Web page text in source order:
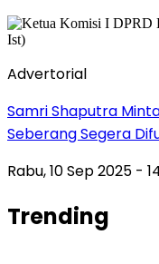
Advertorial
Samri Shaputra
Seberang Segera
Rabu, 10 Sep 2025 -
Trending